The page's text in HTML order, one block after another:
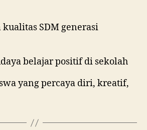
SDM generasi
belajar positif di sekolah
yang percaya diri, kreatif,